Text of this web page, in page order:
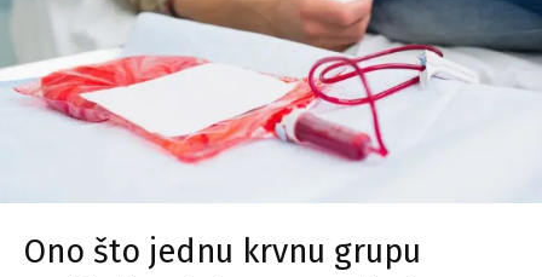
Ono što jednu krvnu grupu